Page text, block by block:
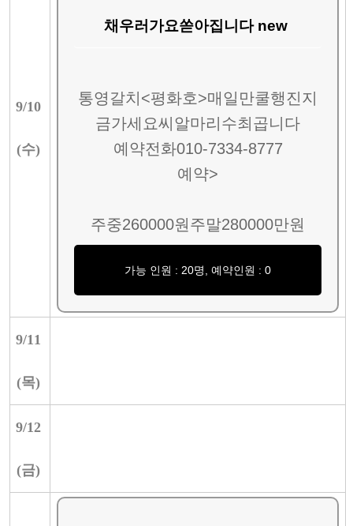
9/10
(수)
채우러가요쏟아집니다 new
통영갈치<평화호>매일만쿨행진지
금가세요씨알마리수최곱니다
예약전화010-7334-8777
예약>
주중260000원주말280000만원
가능 인원 : 20명, 예약인원 : 0
9/11
(목)
9/12
(금)